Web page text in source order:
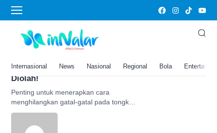
Internasional News Nasional Regional Bola
cara mengatasi gatal
Jangan Buru-buru Dimasak,
Begini Trik Hilangkan Penyabab
Buang Bagian Ini Sebelum
Diolah!
Penting untuk menerapkan cara
menghilangkan gatal-gatal pada tongkol
sebelum memasaknya karena ada